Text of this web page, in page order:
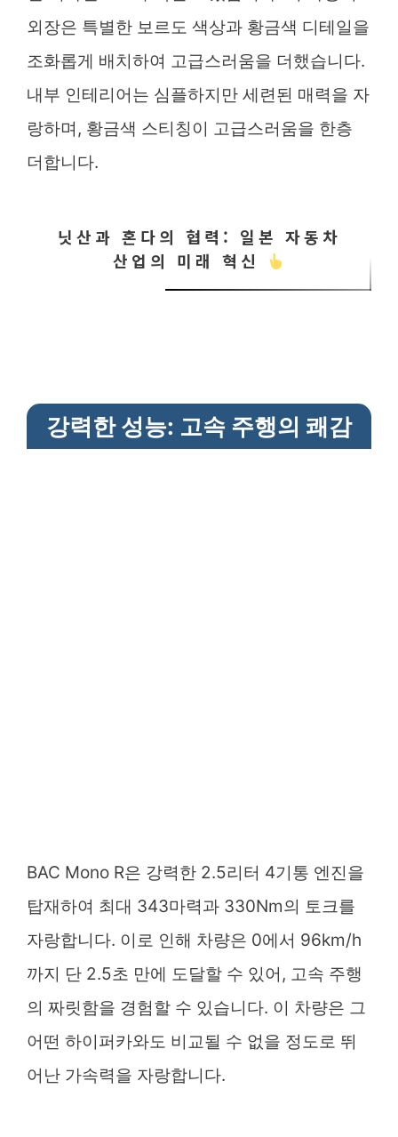
외장은 특별한 보르도 색상과 황금색 디테일을
조화롭게 배치하여 고급스러움을 더했습니다.
내부 인테리어는 심플하지만 세련된 매력을 자
랑하며, 황금색 스티칭이 고급스러움을 한층
더합니다.
닛산과 혼다의 협력: 일본 자동차
산업의 미래 혁신
강력한 성능: 고속 주행의 쾌감
BAC Mono R은 강력한 2.5리터 4기통 엔진을
탑재하여 최대 343마력과 330Nm의 토크를
자랑합니다. 이로 인해 차량은 0에서 96km/h
까지 단 2.5초 만에 도달할 수 있어, 고속 주행
의 짜릿함을 경험할 수 있습니다. 이 차량은 그
어떤 하이퍼카와도 비교될 수 없을 정도로 뛰
어난 가속력을 자랑합니다.